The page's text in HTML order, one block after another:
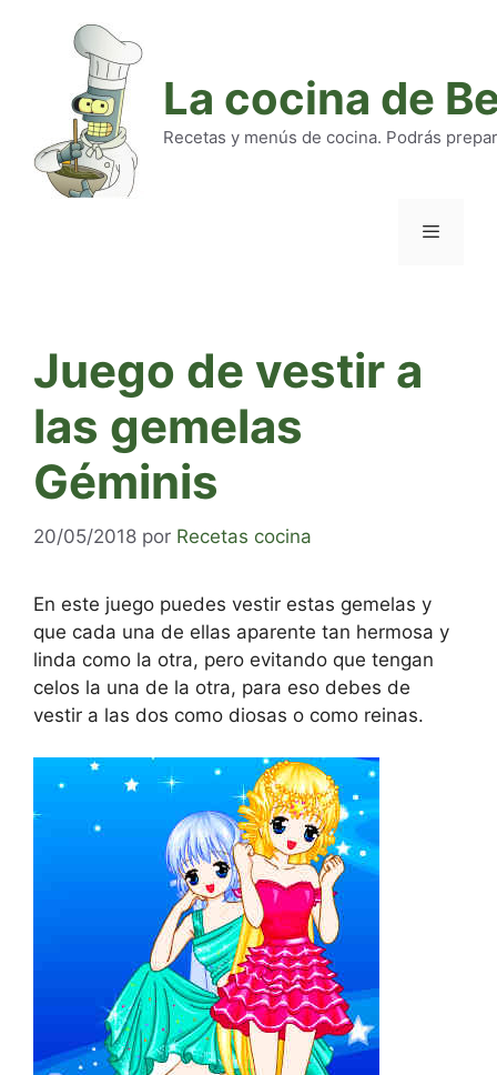
La cocina de
Recetas y menús de cocina. Podrás
Juego de vestir a
las gemelas
Géminis
20/05/2018 por Recetas cocina
En este juego puedes vestir estas gemelas y
que cada una de ellas aparente tan hermosa y
linda como la otra, pero evitando que tengan
celos la una de la otra, para eso debes de
vestir a las dos como diosas o como reinas.